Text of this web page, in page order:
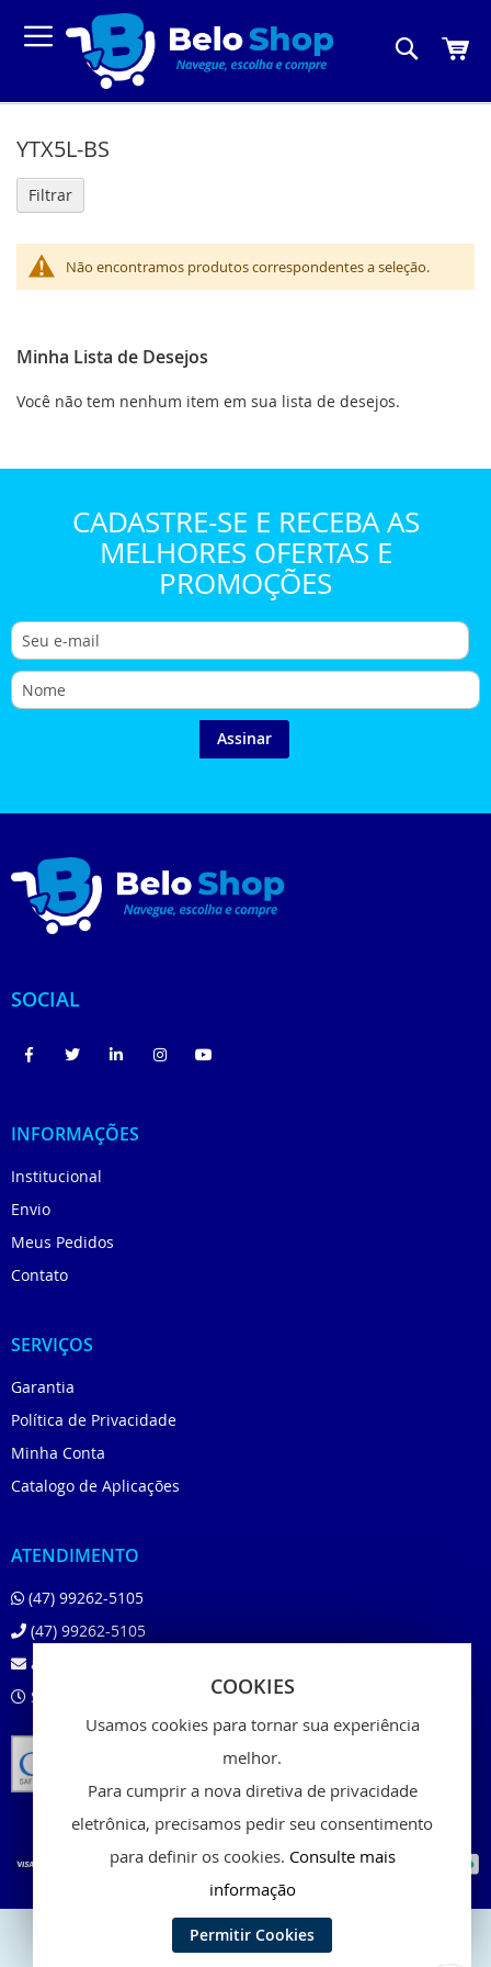
COOKIES
Usamos cookies para tornar sua experiência
melhor.
Para cumprir a nova diretiva de privacidade
eletrônica, precisamos pedir seu consentimento
para definir os cookies. Consulte mais
informação
Permitir Cookies
YTX5L-BS
Não encontramos produtos correspondentes a seleção.
Filtrar
Minha Lista de Desejos
Você não tem nenhum item em sua lista de desejos.
CADASTRE-SE E RECEBA AS
MELHORES OFERTAS E
PROMOÇÕES
Assinar
SOCIAL
INFORMAÇÕES
Institucional
Envio
Meus Pedidos
Contato
SERVIÇOS
Garantia
Política de Privacidade
Minha Conta
Catalogo de Aplicações
ATENDIMENTO
(47) 99262-5105
(47) 99262-5105
atendimento@beloshop.com.br
Segunda à Sexta das 8:00 às 18:00
Copyright © 2024 - Belo Shop, Inc. All rights reserved.